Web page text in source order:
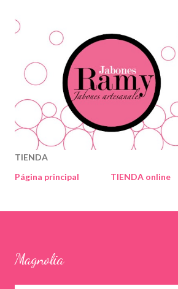
TIENDA
Página principal
TIENDA online
Magnolia